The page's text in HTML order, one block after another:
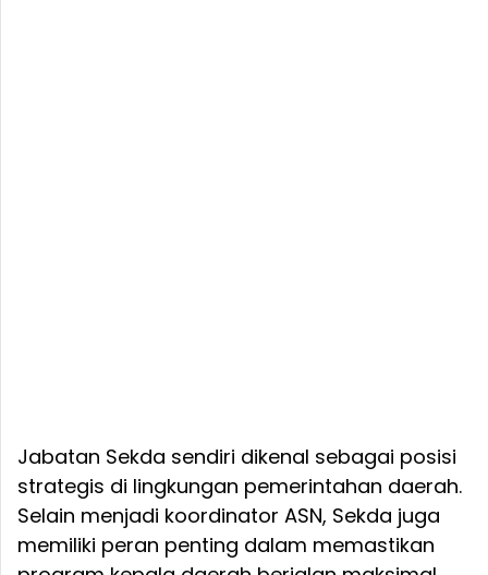
Jabatan Sekda sendiri dikenal sebagai posisi
strategis di lingkungan pemerintahan daerah.
Selain menjadi koordinator ASN, Sekda juga
memiliki peran penting dalam memastikan